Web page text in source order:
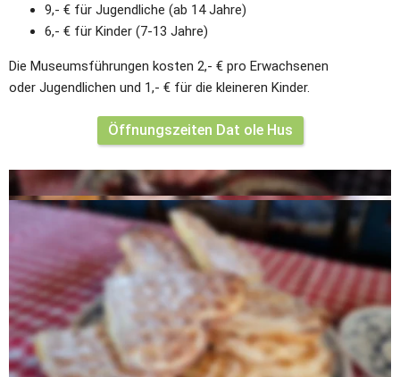
9,- € für Jugendliche (ab 14 Jahre)
6,- € für Kinder (7-13 Jahre)
Die Museumsführungen kosten 2,- € pro Erwachsenen
oder Jugendlichen und 1,- € für die kleineren Kinder.
Öffnungszeiten Dat ole Hus
Foto: Ute Pütten
Foto: Ute Pütten